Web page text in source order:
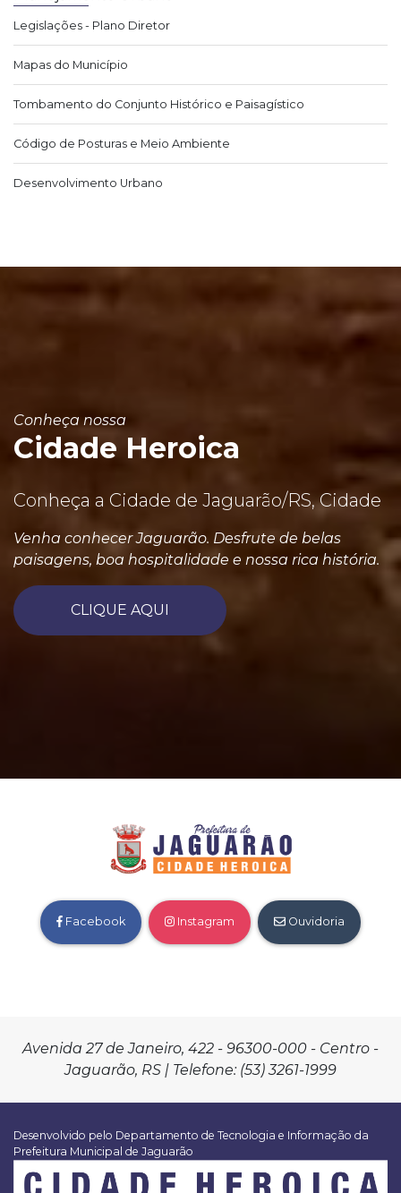
Legislações - Plano Diretor
Mapas do Município
Tombamento do Conjunto Histórico e Paisagístico
Código de Posturas e Meio Ambiente
Desenvolvimento Urbano
Conheça nossa
Cidade Heroica
Conheça a Cidade de Jaguarão/RS, Cidade
Venha conhecer Jaguarão. Desfrute de belas
paisagens, boa hospitalidade e nossa rica história.
CLIQUE AQUI
Facebook Instagram Ouvidoria
Avenida 27 de Janeiro, 422 - 96300-000 - Centro -
Jaguarão, RS | Telefone: (53) 3261-1999
Desenvolvido pelo Departamento de Tecnologia e Informação da
Prefeitura Municipal de Jaguarão